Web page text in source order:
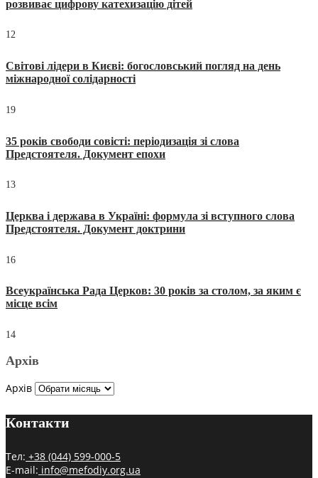
розвиває цифрову катехизацію дітей
12
Світові лідери в Києві: богословський погляд на день
міжнародної солідарності
19
35 років свободи совісті: періодизація зі слова
Предстоятеля. Документ епохи
13
Церква і держава в Україні: формула зі вступного слова
Предстоятеля. Документ доктрини
16
Всеукраїнська Рада Церков: 30 років за столом, за яким є
місце всім
14
Архів
Архів
Контакти
Тел: +38 (044) 599-000-5
E-mail: info@mefodiy.org.ua